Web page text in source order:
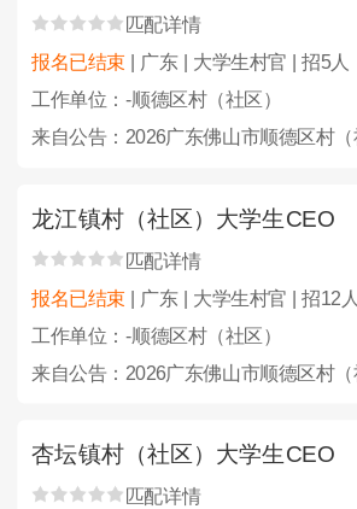
匹配详情
报名已结束 | 广东 | 大学生村官 | 招5人
工作单位：-顺德区村（社区）
龙江镇村（社区）大学生CEO
匹配详情
报名已结束 | 广东 | 大学生村官 | 招12人
工作单位：-顺德区村（社区）
杏坛镇村（社区）大学生CEO
匹配详情